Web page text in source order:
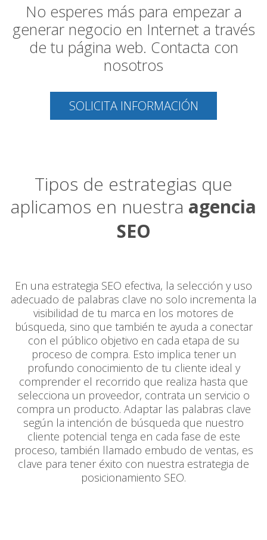
No esperes más para empezar a
generar negocio en Internet a través
de tu página web. Contacta con
nosotros
SOLICITA INFORMACIÓN
Tipos de estrategias que
aplicamos en nuestra agencia
SEO
En una estrategia SEO efectiva, la selección y uso
adecuado de palabras clave no solo incrementa la
visibilidad de tu marca en los motores de
búsqueda, sino que también te ayuda a conectar
con el público objetivo en cada etapa de su
proceso de compra. Esto implica tener un
profundo conocimiento de tu cliente ideal y
comprender el recorrido que realiza hasta que
selecciona un proveedor, contrata un servicio o
compra un producto. Adaptar las palabras clave
según la intención de búsqueda que nuestro
cliente potencial tenga en cada fase de este
proceso, también llamado embudo de ventas, es
clave para tener éxito con nuestra estrategia de
posicionamiento SEO.